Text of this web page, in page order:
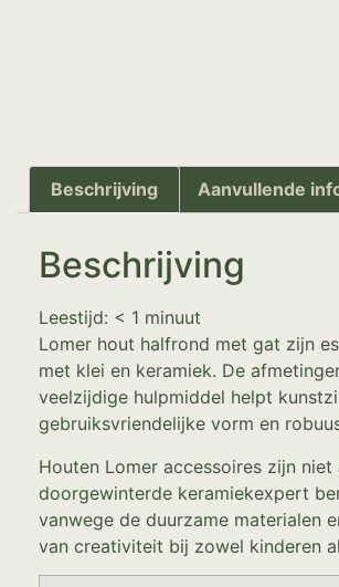
Beschrijving Aanvullende
Beschrijving
Leestijd: < 1 minuut
Lomer hout halfrond met gat zijn
met klei en keramiek. De
veelzijdige hulpmiddel helpt
gebruiksvriendelijke vorm en
Houten Lomer accessoires zijn
doorgewinterde keramiekexpert
vanwege de duurzame materialen
van creativiteit bij zowel kinderen